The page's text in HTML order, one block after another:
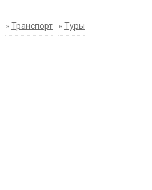
» Транспорт » Туры